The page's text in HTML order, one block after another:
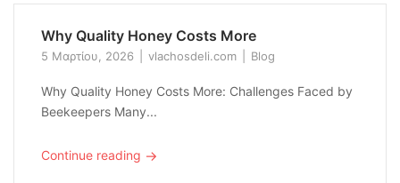
Why Quality Honey Costs More
5 Μαρτίου, 2026 vlachosdeli.com Blog
Why Quality Honey Costs More: Challenges Faced by
Beekeepers Many...
Continue reading →